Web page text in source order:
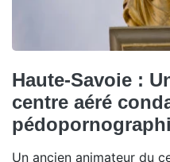
Haute-Savoie :
centre aéré
Un ancien animateur du